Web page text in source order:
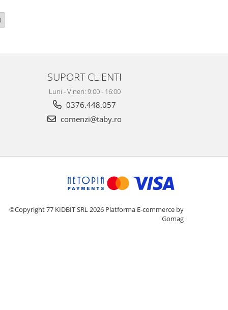
SUPORT CLIENTI
Luni - Vineri: 9:00 - 16:00
0376.448.057
comenzi@taby.ro
©Copyright 77 KIDBIT SRL 2026 Platforma E-commerce by
Gomag